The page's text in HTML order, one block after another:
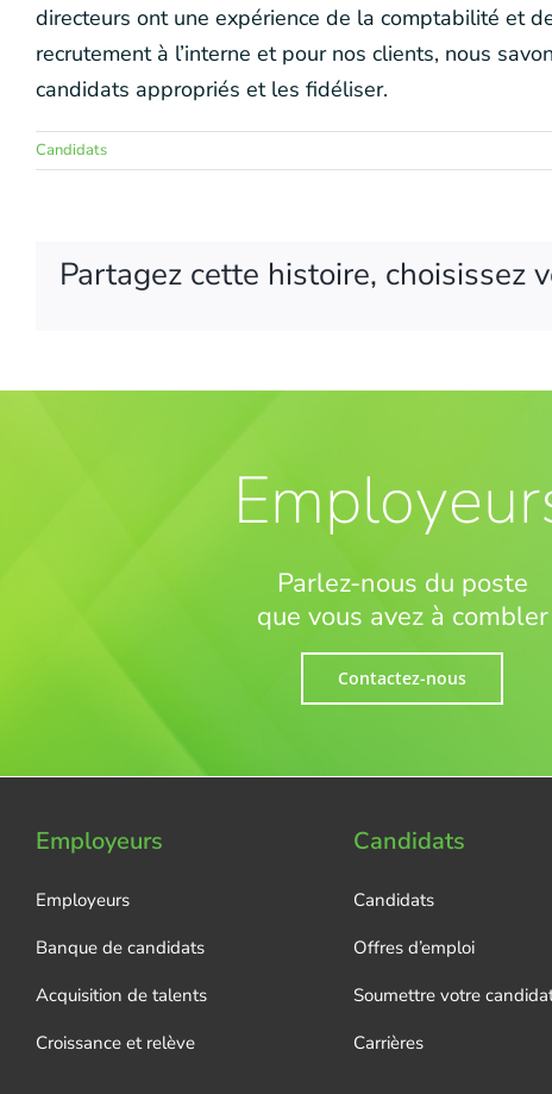
directeurs ont une expérience de la comptabilité et
recrutement à l’interne et pour nos clients, nous
candidats appropriés et les fidéliser.
Candidats
Partagez cette histoire, choisissez
Parlez-nous du poste
que vous avez à combler
Contactez-nous
Employeurs
Employeurs
Banque de candidats
Acquisition de talents
Croissance et relève
Candidats
Candidats
Offres d’emploi
Soumettre votre
Carrières